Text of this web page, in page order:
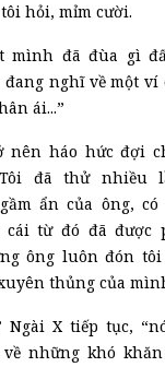
tôi hỏi, mỉm cười.
mình đã đùa gì
đang nghĩ về một ví
ái...”
nên háo hức đợi
đã thử nhiều
ẩn của ông,
cái từ đó đã được
ông luôn đón
thủng của
Ngài X tiếp tục,
những khó